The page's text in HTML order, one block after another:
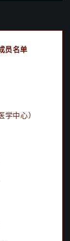
员名单
中心）